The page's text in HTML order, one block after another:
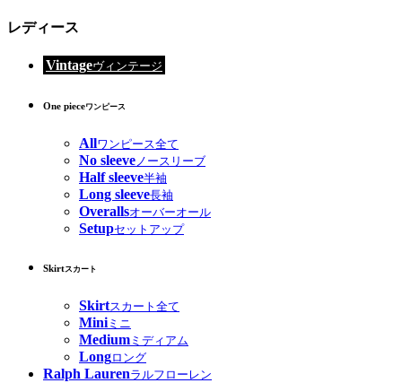
レディース
Vintageヴィンテージ
One pieceワンピース
Allワンピース全て
No sleeve ノースリーブ
Half sleeve半袖
Long sleeve長袖
Overallsオーバーオール
Setupセットアップ
Skirtスカート
Skirtスカート全て
Miniミニ
Medium ミディアム
Longロング
Ralph Laurenラルフローレン